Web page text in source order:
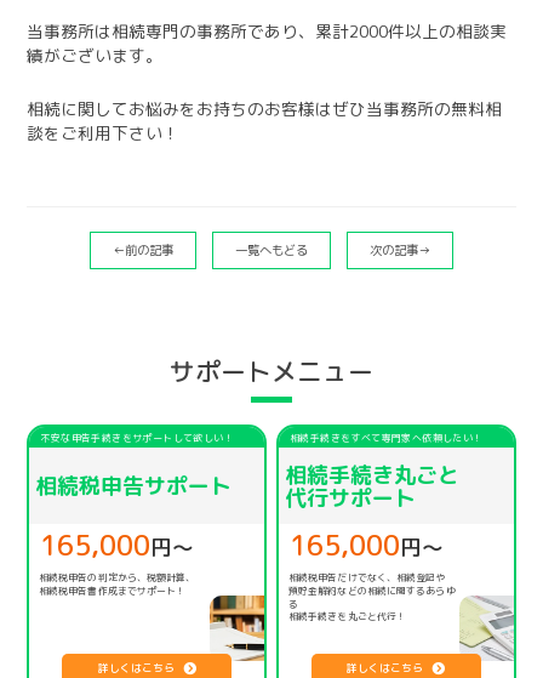
当事務所は相続専門の事務所であり、累計2000件以上の相談実
績がございます。
相続に関してお悩みをお持ちのお客様はぜひ当事務所の無料相
談をご利用下さい！
←前の記事 一覧へもどる 次の記事→
サポートメニュー
不安な申告手続きをサポートして欲しい！
相続税申告サポート
165,000円〜
相続税申告の判定から、税額計算、
相続税申告書作成までサポート！
詳しくはこちら
相続手続きをすべて専門家へ依頼したい！
相続手続き丸ごと
代行サポート
165,000円〜
相続税申告だけでなく、相続登記や
預貯金解約などの相続に関するあらゆ
る
相続手続きを丸ごと代行！
詳しくはこちら